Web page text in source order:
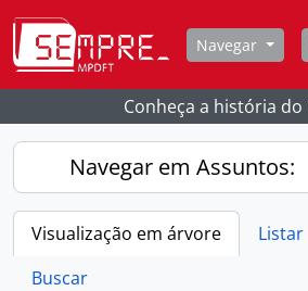
Skip to main content
Navegar
Conheça a história do
Navegar em Assuntos:
Visualização em árvore
Listar
Buscar